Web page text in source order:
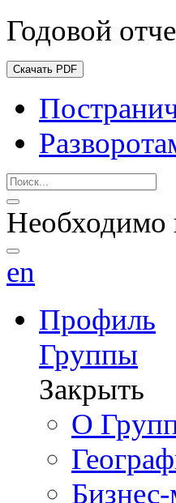
Годовой
Скачать PDF
Необходимо
en
Профиль
Группы
Закрыть
О